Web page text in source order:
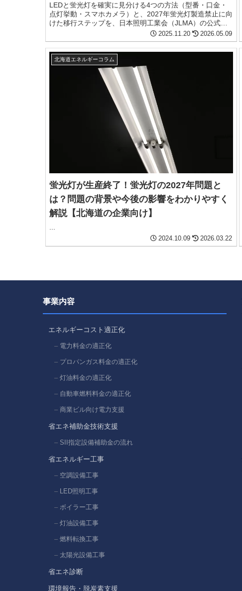
LEDと蛍光灯を確実に見分ける4つの方法（型番・口金・
点灯挙動・スマホカメラ）と、2027年蛍光灯製造禁止に向
けた移行ステップを、日本照明工業会（JLMA）の公式見
解を踏まえて、北海道の企業担当者・施設管理者向けに解
説します。
2025.11.20 2026.05.09
北海道エネルギーコラム
蛍光灯が生産終了！蛍光灯の2027年問題と
は？問題の背景や今後の影響をわかりやすく
解説【北海道の企業向け】
...
2024.10.09 2026.03.22
事業内容
エネルギーコスト適正化
電力料金の適正化
プロパンガス料金の適正化
灯油料金の適正化
自動車燃料料金の適正化
商業ビル向け電力支援
省エネ補助金技術支援
SII指定設備補助金の流れ
省エネルギー工事
空調設備工事
LED照明工事
ボイラー工事
灯油設備工事
燃料転換工事
太陽光設備工事
省エネ診断
環境報告・脱炭素支援